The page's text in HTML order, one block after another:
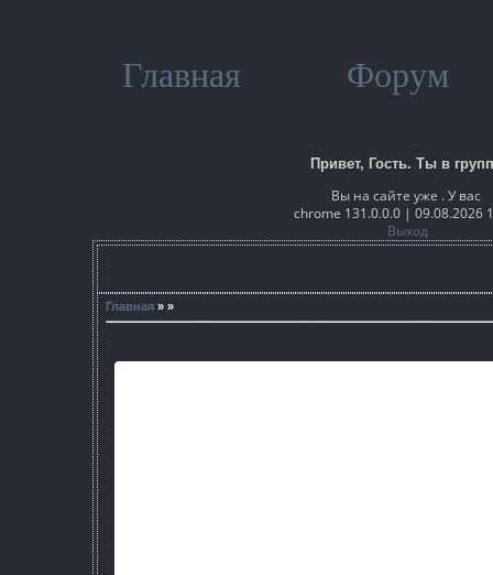
Главная Форум
Привет, Гость. Ты в
Вы на сайте уже . У вас
chrome 131.0.0.0 | 09.08.2026
Выход
Главная » »